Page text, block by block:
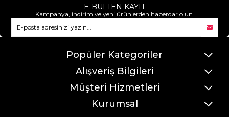
E-BÜLTEN KAYIT
Kampanya, indirim ve yeni ürünlerden haberdar olun.
Popüler Kategoriler
Alışveriş Bilgileri
Müşteri Hizmetleri
Kurumsal